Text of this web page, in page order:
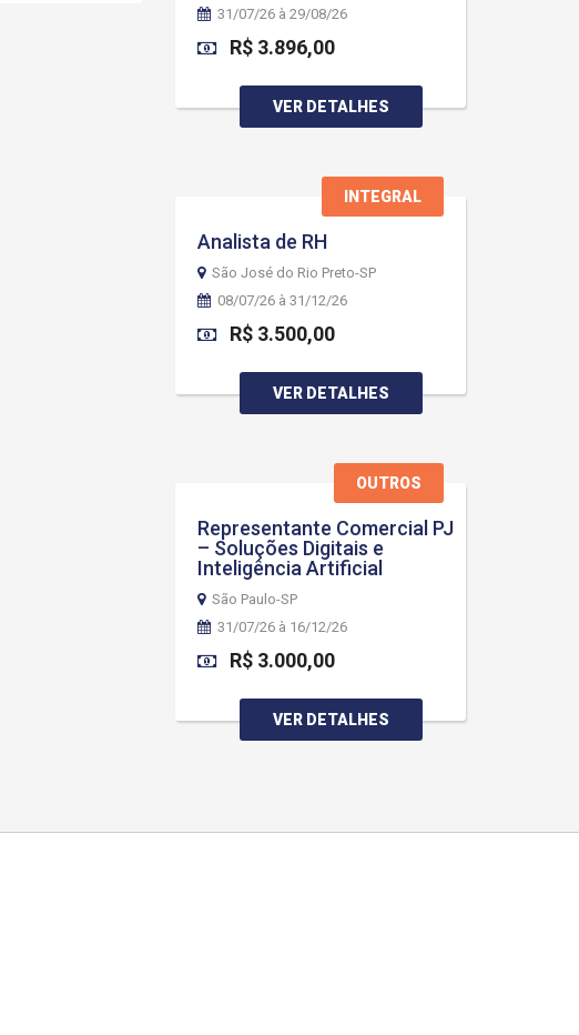
31/07/26 à 29/08/26
R$ 3.896,00
VER DETALHES
INTEGRAL
Analista de RH
São José do Rio Preto-SP
08/07/26 à 31/12/26
R$ 3.500,00
VER DETALHES
OUTROS
Representante Comercial PJ
– Soluções Digitais e
Inteligência Artificial
São Paulo-SP
31/07/26 à 16/12/26
R$ 3.000,00
VER DETALHES